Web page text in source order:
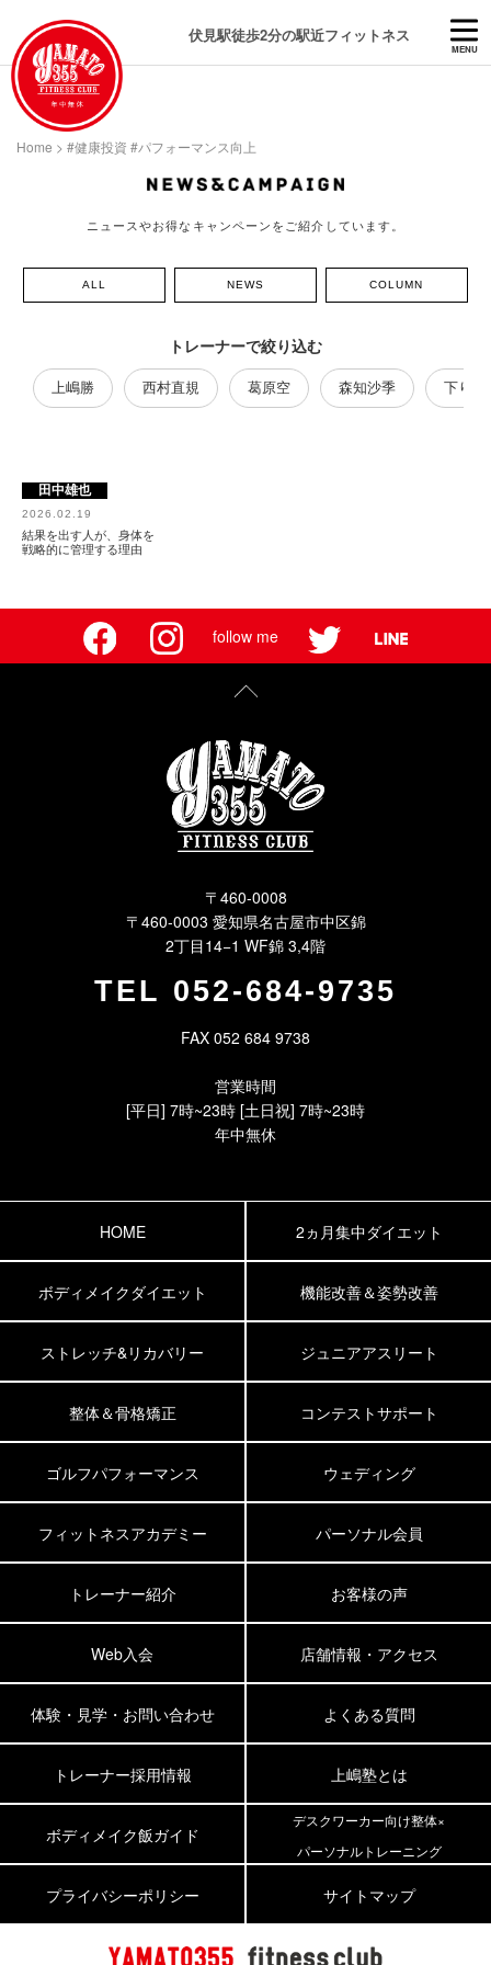
伏見駅徒歩2分の駅近フィットネス
MENU
Home > #健康投資 #パフォーマンス向上
ニュースやお得なキャンペーンをご紹介しています。
ALL NEWS COLUMN
トレーナーで絞り込む
上嶋勝 西村直規 葛原空 森知沙季 下り
田中雄也
2026.02.19
結果を出す人が、身体を
戦略的に管理する理由
follow me
〒460-0008
〒460-0003 愛知県名古屋市中区錦
2丁目14−1 WF錦 3,4階
TEL 052-684-9735
FAX 052 684 9738
営業時間
[平日] 7時~23時 [土日祝] 7時~23時
年中無休
HOME 2ヵ月集中ダイエット
ボディメイクダイエット 機能改善＆姿勢改善
ストレッチ&リカバリー ジュニアアスリート
整体＆骨格矯正 コンテストサポート
ゴルフパフォーマンス ウェディング
フィットネスアカデミー パーソナル会員
トレーナー紹介 お客様の声
Web入会 店舗情報・アクセス
体験・見学・お問い合わせ よくある質問
トレーナー採用情報 上嶋塾とは
ボディメイク飯ガイド
デスクワーカー向け整体×
パーソナルトレーニング
プライバシーポリシー サイトマップ